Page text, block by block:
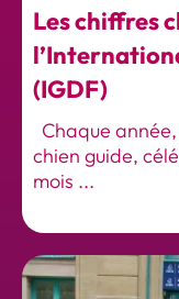
Les chiffres
(IGDF)
Chaque
chien guide,
mois ...